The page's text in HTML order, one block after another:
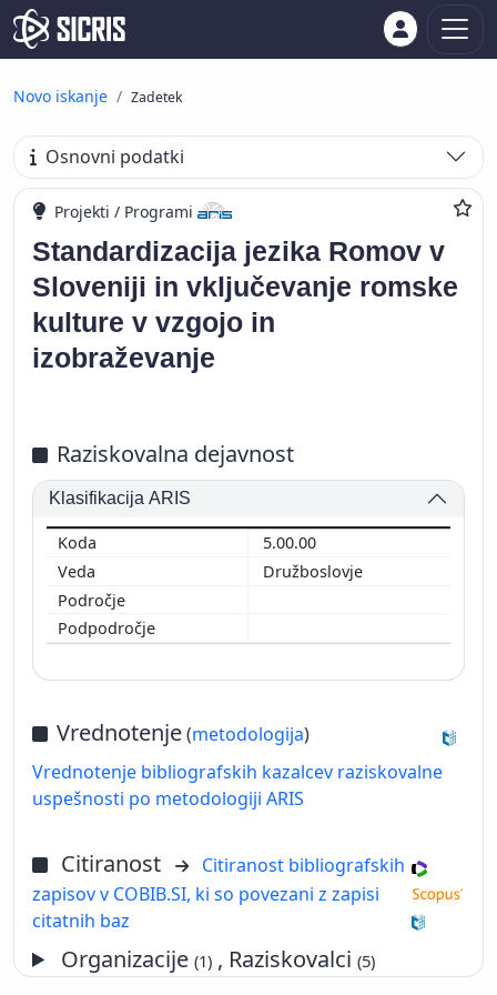
Novo iskanje Zadetek
Osnovni podatki
Projekti / Programi
Standardizacija jezika Romov v
Sloveniji in vključevanje romske
kulture v vzgojo in
izobraževanje
Raziskovalna dejavnost
Klasifikacija ARIS
5.00.00
Družboslovje
Vrednotenje(metodologija)
Vrednotenje bibliografskih kazalcev raziskovalne
uspešnosti po metodologiji ARIS
Citiranost
Citiranost bibliografskih
zapisov v COBIB.SI, ki so povezani z zapisi
citatnih baz
Organizacije(1) , Raziskovalci(5)